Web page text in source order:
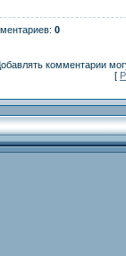
: 0
комментарии
[